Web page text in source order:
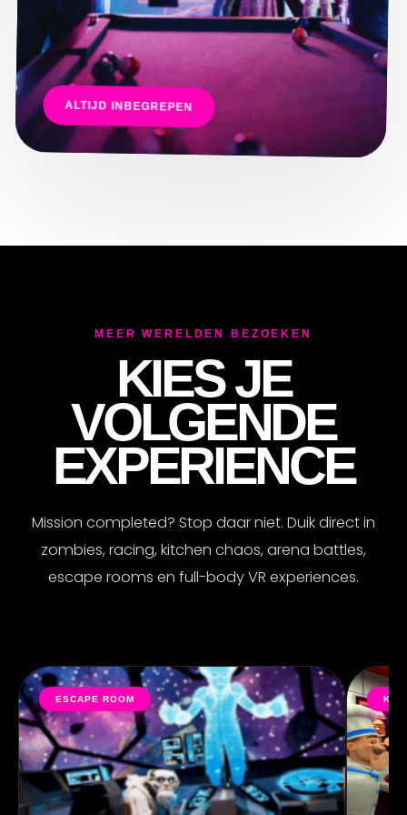
ALTIJD INBEGREPEN
MEER WERELDEN BEZOEKEN
KIES JE
VOLGENDE
EXPERIENCE
Mission completed? Stop daar niet. Duik direct in
zombies, racing, kitchen chaos, arena battles,
escape rooms en full-body VR experiences.
KITCHEN CHAOS VIRAL ⚡ SCI-